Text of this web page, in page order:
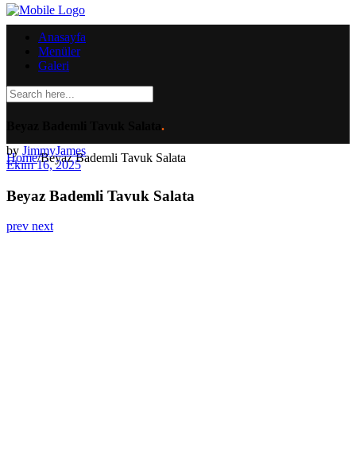
Anasayfa
Menüler
Galeri
.
Home/Beyaz Bademli Tavuk Salata
by JimmyJames
Ekim 16, 2025
Beyaz Bademli Tavuk Salata
prev next